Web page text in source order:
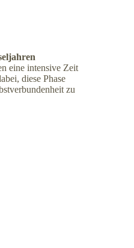
eine intensive Zeit
diese Phase
zu